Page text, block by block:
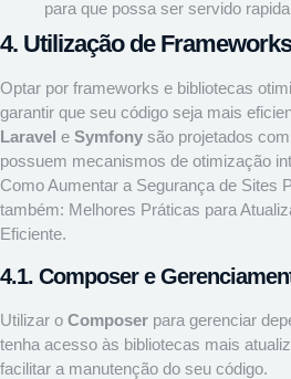
para que possa ser servido
4. Utilização de
Optar por frameworks e bibliotecas
garantir que seu código seja mais
Laravel e Symfony são projetados
possuem mecanismos de otimização
Como Aumentar a Segurança de Sites
também: Melhores Práticas para
Eficiente.
4.1. Composer e
Utilizar o Composer para gerenciar
tenha acesso às bibliotecas mais
facilitar a manutenção do seu código.